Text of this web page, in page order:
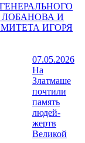
И
ИГОРЯ
07.05.2026
На
Златмаше
почтили
память
людей-
жертв
Великой